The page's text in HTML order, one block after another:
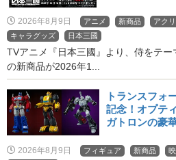
2026年8月9日 アニメ 新商品 アク
キャラグッズ
日本三國
TVアニメ『日本三國』より、侍をテー
の新商品が2026年1...
トランスフォ
記念！オプテ
ガトロンの豪
2026年8月9日 フィギュア 新商品